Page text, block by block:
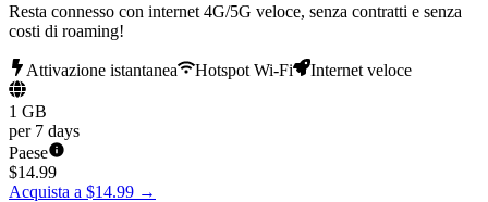
Resta connesso con internet 4G/5G veloce, senza contratti e senza
costi di roaming!
Attivazione istantanea Hotspot Wi-Fi Internet veloce
1 GB
per 7 days
Paese
$14.99
Acquista a $14.99 →